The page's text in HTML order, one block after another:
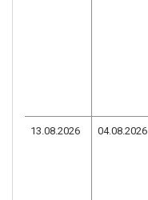
13.08.2026 04.08.2026